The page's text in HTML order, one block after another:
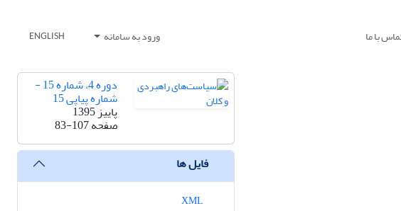
با ما ورود به سامانه ENGLISH
دوره 4، شماره 15 -
شماره پیاپی 15
پاییز 1395
صفحه83-107
فایل ها